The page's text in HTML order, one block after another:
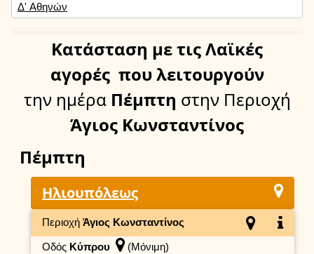
Δ' Αθηνών
Κατάσταση με τις Λαϊκές
αγορές που λειτουργούν
την ημέραΠέμπτη στην Περιοχή
Άγιος Κωνσταντίνος
Πέμπτη
Ηλιουπόλεως
Περιοχή Άγιος Κωνσταντίνος
Οδός Κύπρου (Μόνιμη)